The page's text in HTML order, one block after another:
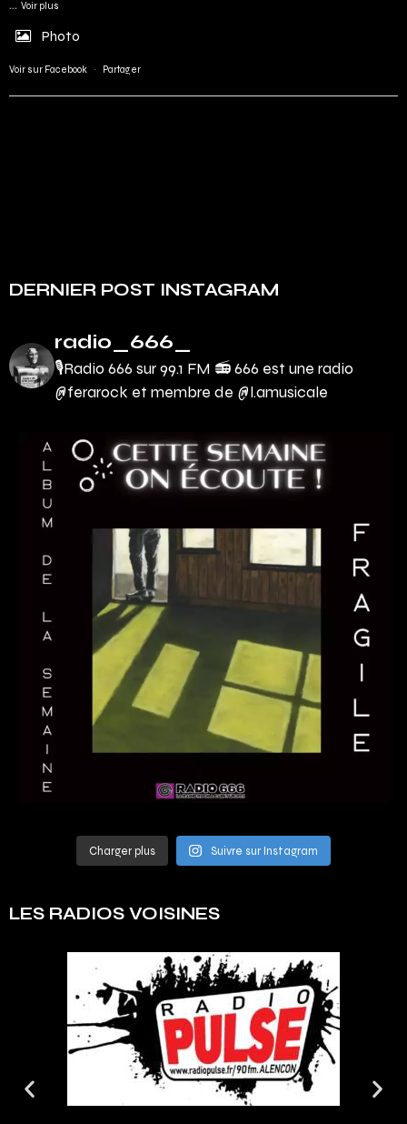
Voir plus
Photo
Voir sur Facebook · Partager
DERNIER POST INSTAGRAM
radio_666_
🎙Radio 666 sur 99.1 FM 📻666 est une radio
@ferarock et membre de @l.amusicale
Charger plus Suivre sur Instagram
LES RADIOS VOISINES